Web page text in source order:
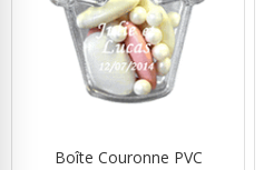
Boîte Couronne PVC